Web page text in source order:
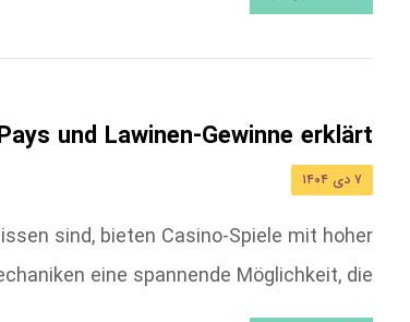
und Lawinen-Gewinne erklärt
۷ دی ۱۴۰۴
sind, bieten Casino-Spiele mit hoher
eine spannende Möglichkeit, die ...